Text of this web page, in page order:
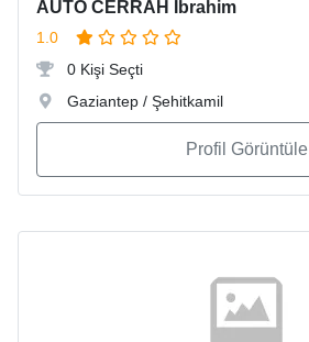
AUTO CERRAH İbrahim
1.0
0 Kişi Seçti
Gaziantep / Şehitkamil
Profil Görüntüle